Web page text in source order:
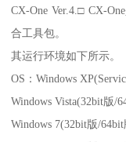
CX-One Ver.4.□ CX-
合工具包。
其运行环境如下所示。
OS：Windows
Windows Vista(32bit版/
Windows 7(32bit版/